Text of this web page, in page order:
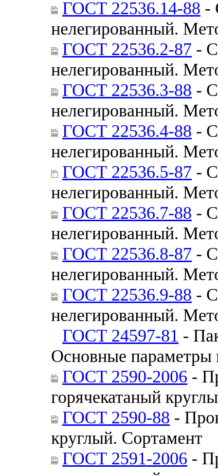
ГОСТ 22536.14-88 -
нелегированный.
ГОСТ 22536.2-87 -
нелегированный.
ГОСТ 22536.3-88 -
нелегированный.
ГОСТ 22536.4-88 -
нелегированный.
ГОСТ 22536.5-87 -
нелегированный.
ГОСТ 22536.7-88 -
нелегированный.
ГОСТ 22536.8-87 -
нелегированный.
ГОСТ 22536.9-88 -
нелегированный.
ГОСТ 24597-81 -
Основные параметры
ГОСТ 2590-2006 -
горячекатаный
ГОСТ 2590-88 -
круглый. Сортамент
ГОСТ 2591-2006 -